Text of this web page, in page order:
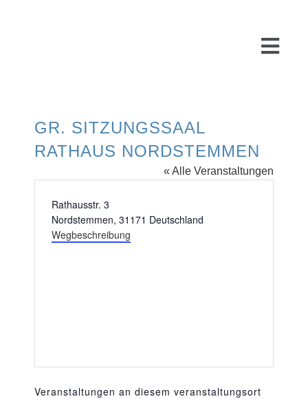
Über uns
GR. SITZUNGSSAAL
RATHAUS NORDSTEMMEN
« Alle Veranstaltungen
Adresse
Rathausstr. 3
Nordstemmen, 31171 Deutschland
Wegbeschreibung
Veranstaltungen an diesem veranstaltungsort